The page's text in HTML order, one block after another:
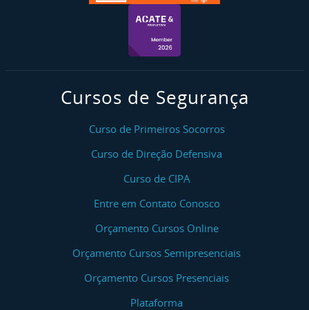
Cursos de Segurança
Curso de Primeiros Socorros
Curso de Direção Defensiva
Curso de CIPA
Entre em Contato Conosco
Orçamento Cursos Online
Orçamento Cursos Semipresenciais
Orçamento Cursos Presenciais
Plataforma